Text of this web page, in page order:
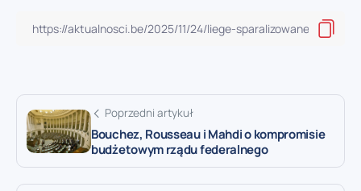
Poprzedni artykuł
Bouchez, Rousseau i Mahdi o kompromisie
budżetowym rządu federalnego